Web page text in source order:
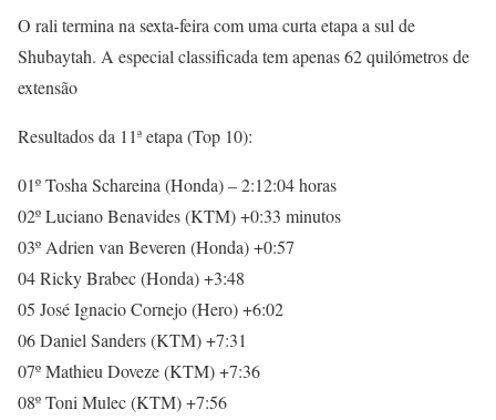
O rali termina na sexta-feira com uma curta etapa a sul de
Shubaytah. A especial classificada tem apenas 62 quilómetros de
extensão
Resultados da 11ª etapa (Top 10):
01º Tosha Schareina (Honda) – 2:12:04 horas
02º Luciano Benavides (KTM) +0:33 minutos
03º Adrien van Beveren (Honda) +0:57
04 Ricky Brabec (Honda) +3:48
05 José Ignacio Cornejo (Hero) +6:02
06 Daniel Sanders (KTM) +7:31
07º Mathieu Doveze (KTM) +7:36
08º Toni Mulec (KTM) +7:56